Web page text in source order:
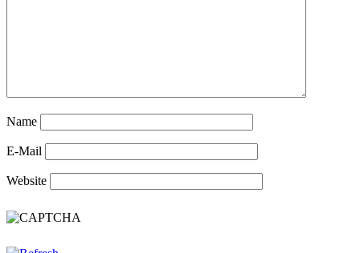
Name
E-Mail
Website